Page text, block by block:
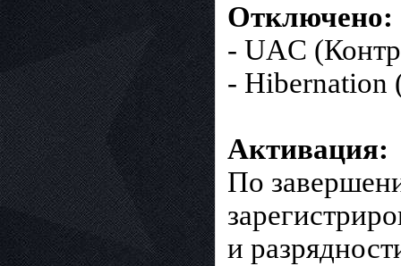
Отключено:
- UAC
- Hibernation
Активация:
По
и